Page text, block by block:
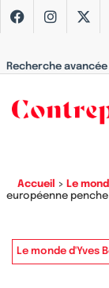
Recherche avancée
Accueil > Le
européenne
Le monde d'Yves